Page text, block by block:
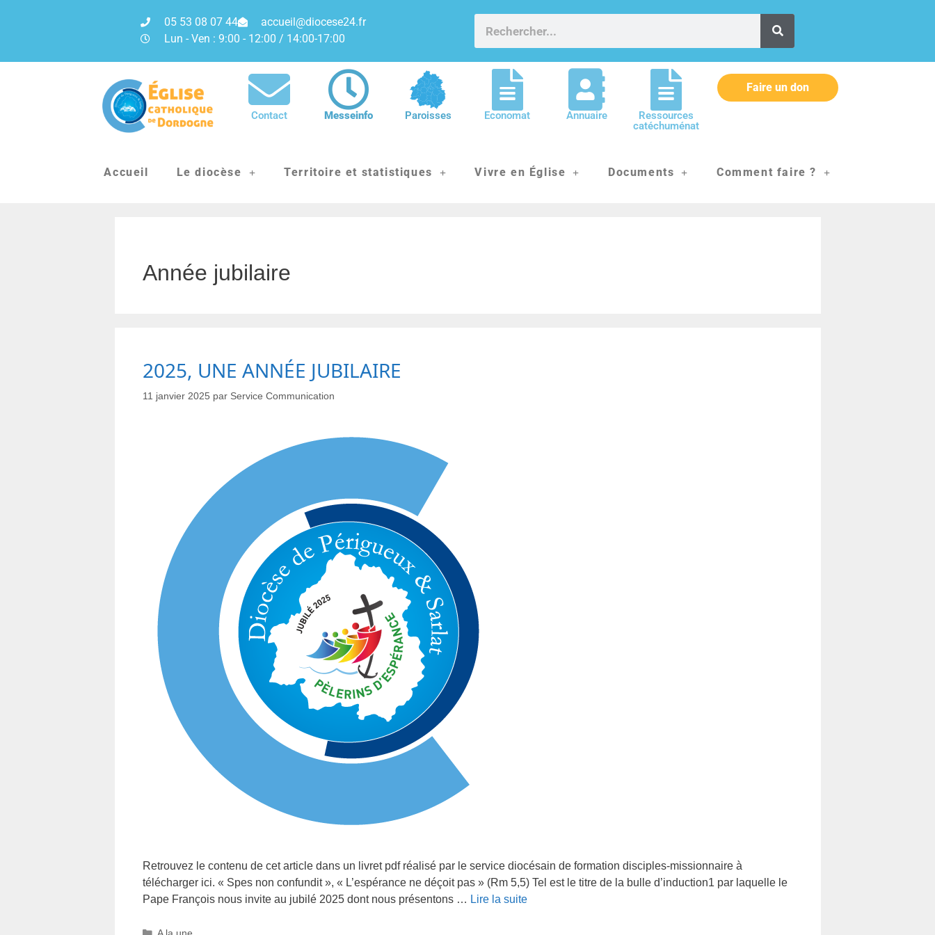
05 53 08 07 44
accueil@diocese24.fr
Lun - Ven : 9:00 - 12:00 / 14:00-17:00
Contact Messeinfo Paroisses Economat Annuaire
Ressources
catéchuménat
Faire un don
Accueil Le diocèse Territoire et statistiques Vivre en Église Documents Comment faire ?
Année jubilaire
2025, UNE ANNÉE JUBILAIRE
11 janvier 2025 par Service Communication
Retrouvez le contenu de cet article dans un livret pdf réalisé par le service diocésain de formation disciples-missionnaire à
télécharger ici. « Spes non confundit », « L’espérance ne déçoit pas » (Rm 5,5) Tel est le titre de la bulle d’induction1 par laquelle le
Pape François nous invite au jubilé 2025 dont nous présentons … Lire la suite